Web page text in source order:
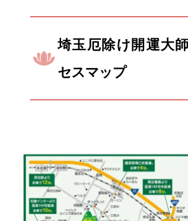
埼玉厄除け開運大
セスマップ